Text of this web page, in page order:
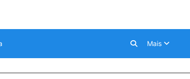
Mais